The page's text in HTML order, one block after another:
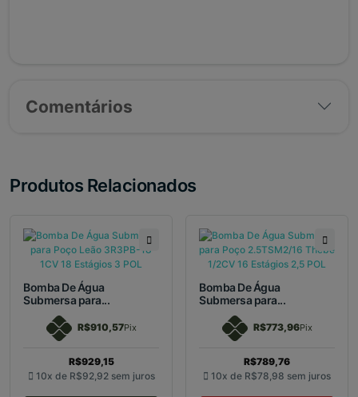
Comentários
Produtos Relacionados
Bomba De Água
Submersa para...
R$910,57Pix
R$929,15
10x de R$92,92 sem juros
Bomba De Água
Submersa para...
R$773,96Pix
R$789,76
10x de R$78,98 sem juros